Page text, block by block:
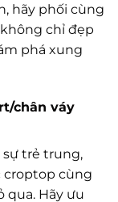
hãy phối cùng
chỉ đẹp
phá xung
chân váy
trẻ trung,
croptop cùng
qua. Hãy ưu